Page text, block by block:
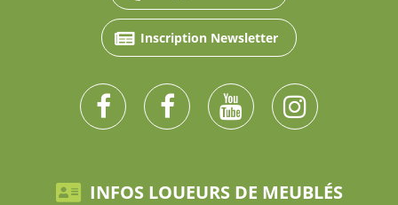
Inscription Newsletter
INFOS LOUEURS DE MEUBLÉS